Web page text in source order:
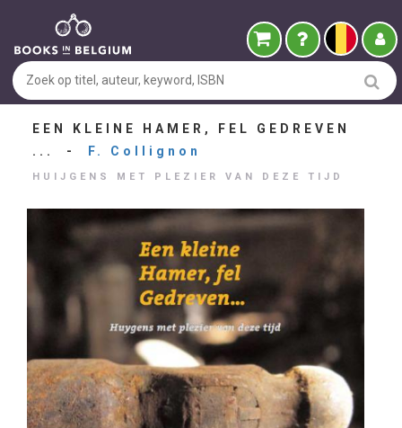
EEN KLEINE HAMER, FEL GEDREVEN
... -
F. Collignon
HUIJGENS MET PLEZIER VAN DEZE TIJD